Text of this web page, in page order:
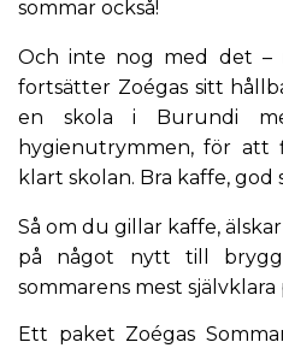
sommar också!
Och inte nog med det –
fortsätter Zoégas sitt
en skola i Burundi
hygienutrymmen, för att
klart skolan. Bra kaffe, god
Så om du gillar kaffe,
på något nytt till
sommarens mest självklara
Ett paket Zoégas